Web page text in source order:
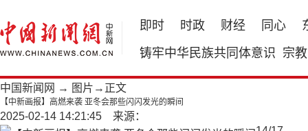
即时 时政 财经 同心
铸牢中华民族共同体意识 宗教
中国新闻网 → 图片 →正文
【中新画报】高燃来袭 亚冬会那些闪闪发光的瞬间
2025-02-14 14:21:45 来源：